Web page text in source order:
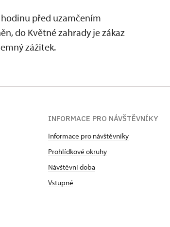
před uzamčením
do Květné zahrady je zákaz
zážitek.
INFORMACE PRO NÁVŠTĚVNÍKY
Informace pro návštěvníky
Prohlídkové okruhy
Návštěvní doba
Vstupné